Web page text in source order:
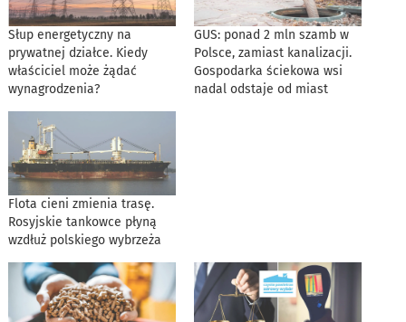
Słup energetyczny na
prywatnej działce. Kiedy
właściciel może żądać
wynagrodzenia?
GUS: ponad 2 mln szamb w
Polsce, zamiast kanalizacji.
Gospodarka ściekowa wsi
nadal odstaje od miast
Flota cieni zmienia trasę.
Rosyjskie tankowce płyną
wzdłuż polskiego wybrzeża